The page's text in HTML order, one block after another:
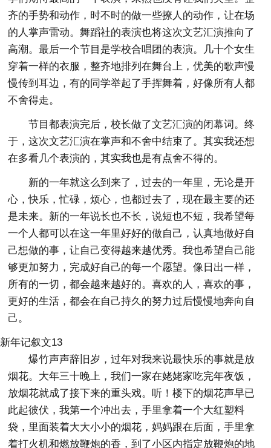
齐的手势和动作，时不时的做一些撩人的动作，让在场
的人掌声雷动。舞蹈社的表演也将这次文艺汇演推向了
高潮。最后一个节目是学校合唱团的表演。几十个女生
穿着一样的衣服，整齐地排列在舞台上，优美的歌声慢
慢传到耳边，有的同学举起了手挥舞着，好像所有人都
不舍得走。
节目都表演完后，校长做了文艺汇演的闭幕词。终
于，这次文艺汇演在掌声和不舍中结束了。其实我还想
在多看几个表演的，其实我也是有点舍不得的。
新的一年就这么到来了，过去的一年里，无论是开
心，快乐，忙碌，烦心，也都过去了，现在最主要的还
是未来。新的一年说长也不长，说短也不短，我希望每
一个人都可以在这一年里好好的做自己，认真地做好自
己想做的事，让自己变得越来越优秀。我也希望自己能
够更加努力，完成好自己的每一个愿望。像日出一样，
所有的一切，都会越来越好的。喜欢的人，喜欢的事，
更好的生活，都会在自己持久的努力过后慢慢地奔向自
己。
新年记叙文13
爆竹声声辞旧岁，过年对我来说最快乐的事就是放
烟花。大年三十晚上，我们一家在姥姥家吃完年夜饭，
放烟花就成了接下来的重头戏。听！楼下的烟花声早已
此起彼伏，我第一个冲出去，手里拿着一个大红塑料
袋，里面装着大大小小的烟花，妈妈跟在后面，手里拿
着打火机和燃放鞭炮的香，到了小区内指定放鞭炮的地